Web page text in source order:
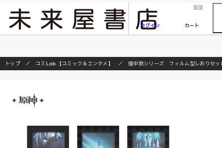
『ONE PIECE magazine 021 ONE PIECEカード付き同梱版』発売延期のご案内
ログイン
0
カート
トップ コミLab.【コミック＆エンタメ】 燼中歌シリーズ フィルム型しおりセッ